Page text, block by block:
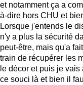
et notamment ça a
à-dire hors CHU et
Lorsque j'entends le
n'y a plus la sécurité
peut-être, mais qu'a
train de récupérer les
le décor et puis je
ce souci là et bien il